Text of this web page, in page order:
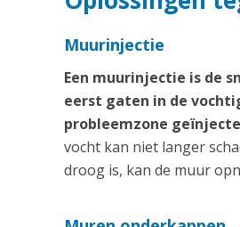
Muurinjectie
Een muurinjectie is de
eerst gaten in de
probleemzone
vocht kan niet langer
droog is, kan de muur